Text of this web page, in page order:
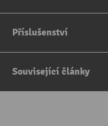
Příslušenství
Související články